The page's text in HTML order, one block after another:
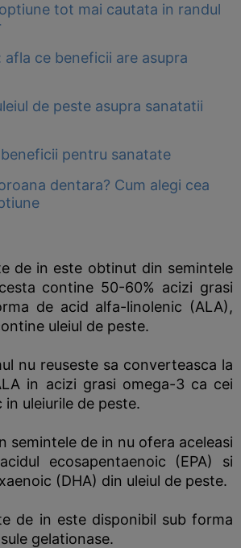
tot mai cautata in randul
afla ce beneficii are asupra
de peste asupra sanatatii
pentru sanatate
dentara? Cum alegi cea
de in este obtinut din semintele
contine 50-60% acizi grasi
de acid alfa-linolenic (ALA),
uleiul de peste.
nu reuseste sa converteasca la
in acizi grasi omega-3 ca cei
in uleiurile de peste.
semintele de in nu ofera aceleasi
ecosapentaenoic (EPA) si
(DHA) din uleiul de peste.
de in este disponibil sub forma
gelationase.